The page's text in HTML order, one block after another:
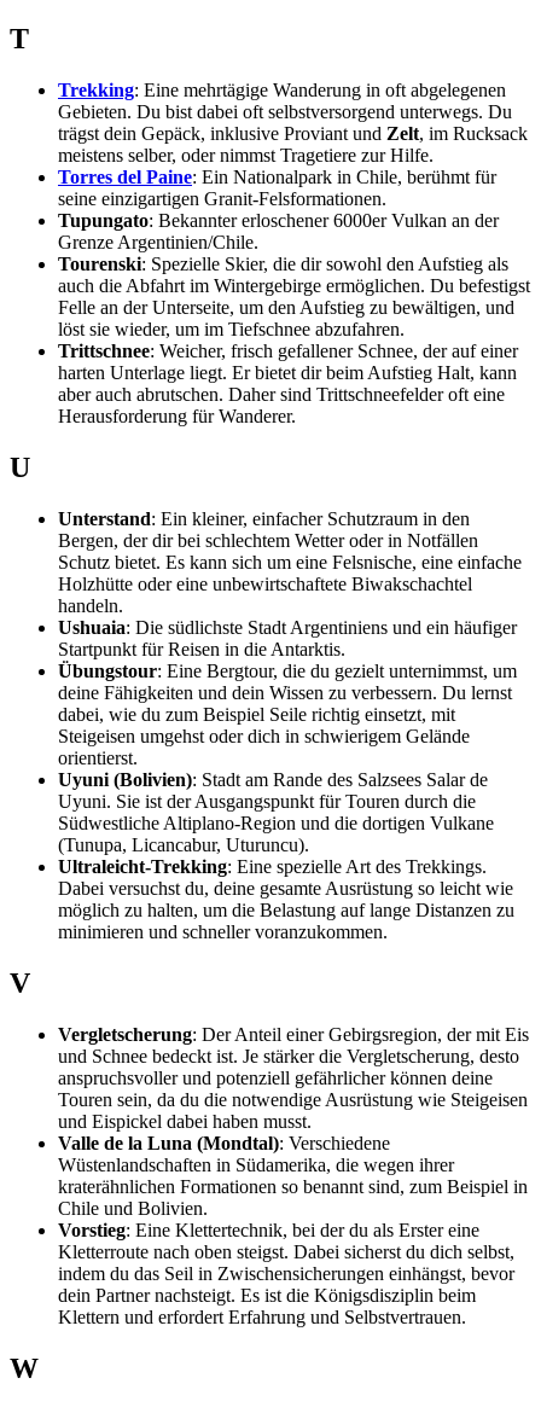
T
Trekking: Eine mehrtägige Wanderung in oft abgelegenen
Gebieten. Du bist dabei oft selbstversorgend unterwegs. Du
trägst dein Gepäck, inklusive Proviant und Zelt, im Rucksack
meistens selber, oder nimmst Tragetiere zur Hilfe.
Torres del Paine: Ein Nationalpark in Chile, berühmt für
seine einzigartigen Granit-Felsformationen.
Tupungato: Bekannter erloschener 6000er Vulkan an der
Grenze Argentinien/Chile.
Tourenski: Spezielle Skier, die dir sowohl den Aufstieg als
auch die Abfahrt im Wintergebirge ermöglichen. Du befestigst
Felle an der Unterseite, um den Aufstieg zu bewältigen, und
löst sie wieder, um im Tiefschnee abzufahren.
Trittschnee: Weicher, frisch gefallener Schnee, der auf einer
harten Unterlage liegt. Er bietet dir beim Aufstieg Halt, kann
aber auch abrutschen. Daher sind Trittschneefelder oft eine
Herausforderung für Wanderer.
U
Unterstand: Ein kleiner, einfacher Schutzraum in den
Bergen, der dir bei schlechtem Wetter oder in Notfällen
Schutz bietet. Es kann sich um eine Felsnische, eine einfache
Holzhütte oder eine unbewirtschaftete Biwakschachtel
handeln.
Ushuaia: Die südlichste Stadt Argentiniens und ein häufiger
Startpunkt für Reisen in die Antarktis.
Übungstour: Eine Bergtour, die du gezielt unternimmst, um
deine Fähigkeiten und dein Wissen zu verbessern. Du lernst
dabei, wie du zum Beispiel Seile richtig einsetzt, mit
Steigeisen umgehst oder dich in schwierigem Gelände
orientierst.
Uyuni (Bolivien): Stadt am Rande des Salzsees Salar de
Uyuni. Sie ist der Ausgangspunkt für Touren durch die
Südwestliche Altiplano-Region und die dortigen Vulkane
(Tunupa, Licancabur, Uturuncu).
Ultraleicht-Trekking: Eine spezielle Art des Trekkings.
Dabei versuchst du, deine gesamte Ausrüstung so leicht wie
möglich zu halten, um die Belastung auf lange Distanzen zu
minimieren und schneller voranzukommen.
V
Vergletscherung: Der Anteil einer Gebirgsregion, der mit Eis
und Schnee bedeckt ist. Je stärker die Vergletscherung, desto
anspruchsvoller und potenziell gefährlicher können deine
Touren sein, da du die notwendige Ausrüstung wie Steigeisen
und Eispickel dabei haben musst.
Valle de la Luna (Mondtal): Verschiedene
Wüstenlandschaften in Südamerika, die wegen ihrer
kraterähnlichen Formationen so benannt sind, zum Beispiel in
Chile und Bolivien.
Vorstieg: Eine Klettertechnik, bei der du als Erster eine
Kletterroute nach oben steigst. Dabei sicherst du dich selbst,
indem du das Seil in Zwischensicherungen einhängst, bevor
dein Partner nachsteigt. Es ist die Königsdisziplin beim
Klettern und erfordert Erfahrung und Selbstvertrauen.
W